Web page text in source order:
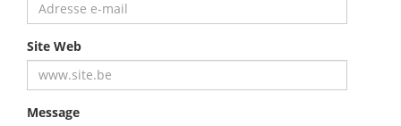
Site Web
Message